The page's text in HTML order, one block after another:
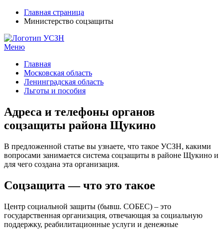
Главная страница
Министерство соцзащиты
Меню
Главная
Московская область
Ленинградская область
Льготы и пособия
Адреса и телефоны органов
соцзащиты района Щукино
В предложенной статье вы узнаете, что такое УСЗН, какими
вопросами занимается система соцзащиты в районе Щукино и
для чего создана эта организация.
Соцзащита — что это такое
Центр социальной защиты (бывш. СОБЕС) – это
государственная организация, отвечающая за социальную
поддержку, реабилитационные услуги и денежные